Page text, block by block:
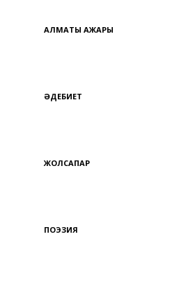
АЛМАТЫ АЖАРЫ
ӘДЕБИЕТ
ЖОЛСАПАР
ПОЭЗИЯ